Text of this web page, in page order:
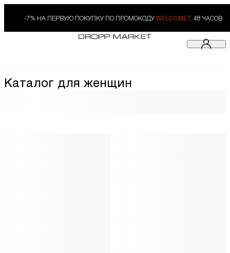
-7% НА ПЕРВУЮ ПОКУПКУ ПО ПРОМОКОДУ WELCOME7. 48 ЧАСОВ
Каталог для женщин